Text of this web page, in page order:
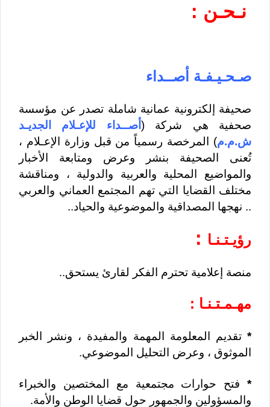
نـحـن :
صـحـيـفـة أصــداء
صحيفة إلكترونية عمانية شاملة تصدر عن مؤسسة
صحفية هي شركة ( أصــداء للإعـلام الجديـد
ش.م.م) المرخصة رسمياً من قبل وزارة الإعـلام ،
تُعنى الصحيفة بنشر وعرض ومتابعة الأخبار
والمواضيع المحلية والعربية والدولية ، ومناقشة
مختلف القضايا التي تهم المجتمع العماني والعربي
.. نهجها المصداقية والموضوعية والحياد..
رؤيـتـنـا :
منصة إعلامية تحترم الفكر لقارئ يستحق..
مهـمـتـنـا :
* تقديم المعلومة المهمة والمفيدة ، ونشر الخبر
الموثوق ، وعرض التحليل الموضوعي.
* فتح حوارات مجتمعية مع المختصين والخبراء
والمسؤولين والجمهور حول قضايا الوطن والأمة.